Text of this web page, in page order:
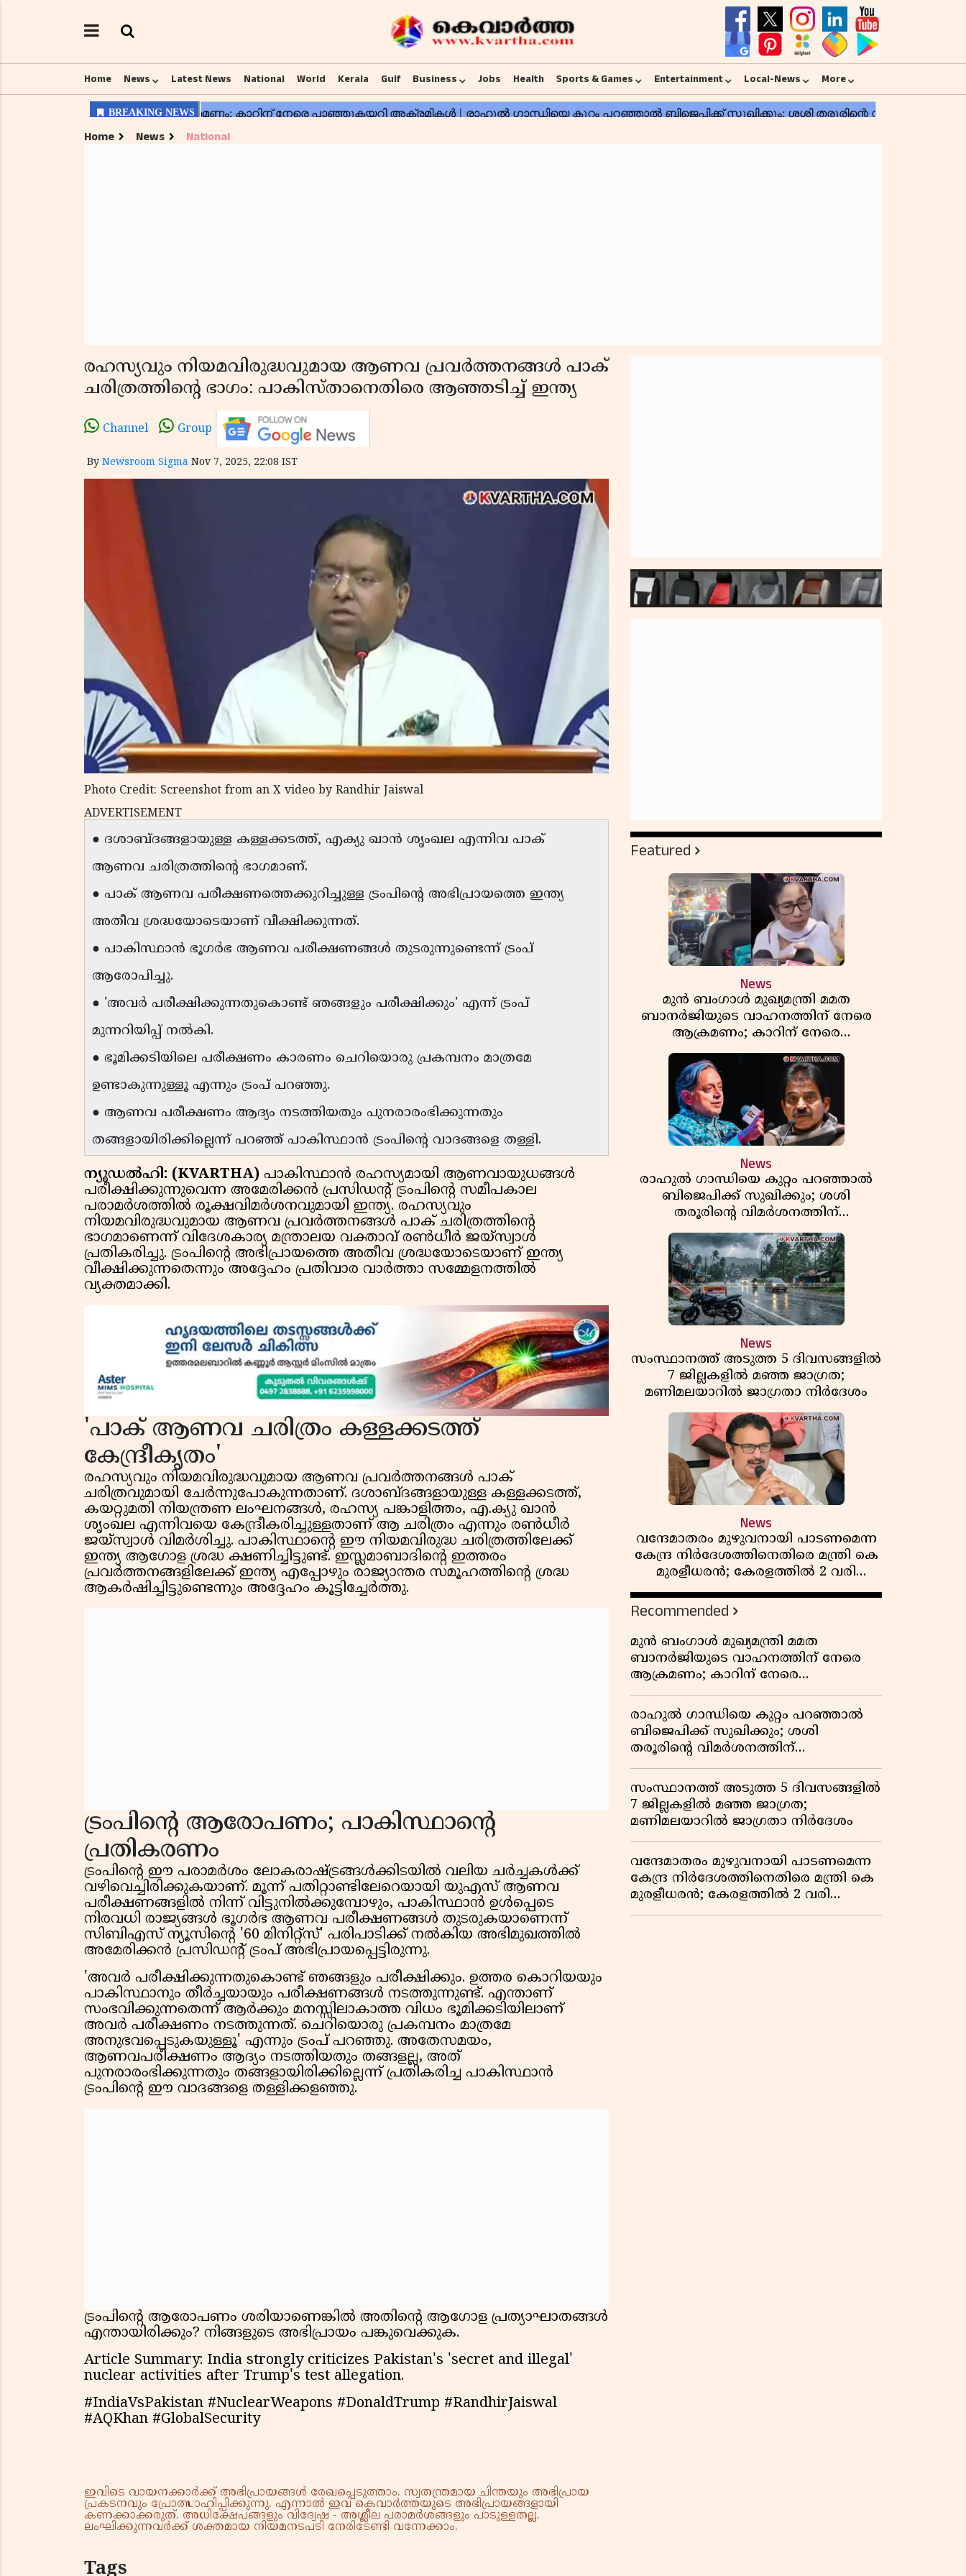
Home News Latest News National World Kerala Gulf Business Jobs Health Sports & Games Entertainment Local-News More
Home News National
രഹസ്യവും നിയമവിരുദ്ധവുമായ ആണവ പ്രവർത്തനങ്ങൾ പാക്
ചരിത്രത്തിൻ്റെ ഭാഗം: പാകിസ്താനെതിരെ ആഞ്ഞടിച്ച് ഇന്ത്യ
Channel Group
By Newsroom Sigma Nov 7, 2025, 22:08 IST
Photo Credit: Screenshot from an X video by Randhir Jaiswal
ADVERTISEMENT
● ദശാബ്ദങ്ങളായുള്ള കള്ളക്കടത്ത്, എക്യു ഖാൻ ശൃംഖല എന്നിവ പാക്
ആണവ ചരിത്രത്തിൻ്റെ ഭാഗമാണ്.
● പാക് ആണവ പരീക്ഷണത്തെക്കുറിച്ചുള്ള ട്രംപിൻ്റെ അഭിപ്രായത്തെ ഇന്ത്യ
അതീവ ശ്രദ്ധയോടെയാണ് വീക്ഷിക്കുന്നത്.
● പാകിസ്ഥാൻ ഭൂഗർഭ ആണവ പരീക്ഷണങ്ങൾ തുടരുന്നുണ്ടെന്ന് ട്രംപ്
ആരോപിച്ചു.
● 'അവർ പരീക്ഷിക്കുന്നതുകൊണ്ട് ഞങ്ങളും പരീക്ഷിക്കും' എന്ന് ട്രംപ്
മുന്നറിയിപ്പ് നൽകി.
● ഭൂമിക്കടിയിലെ പരീക്ഷണം കാരണം ചെറിയൊരു പ്രകമ്പനം മാത്രമേ
ഉണ്ടാകുന്നുള്ളൂ എന്നും ട്രംപ് പറഞ്ഞു.
● ആണവ പരീക്ഷണം ആദ്യം നടത്തിയതും പുനരാരംഭിക്കുന്നതും
തങ്ങളായിരിക്കില്ലെന്ന് പറഞ്ഞ് പാകിസ്ഥാൻ ട്രംപിൻ്റെ വാദങ്ങളെ തള്ളി.
ന്യൂഡൽഹി: (KVARTHA) പാകിസ്ഥാൻ രഹസ്യമായി ആണവായുധങ്ങൾ
പരീക്ഷിക്കുന്നുവെന്ന അമേരിക്കൻ പ്രസിഡൻ്റ് ട്രംപിൻ്റെ സമീപകാല
പരാമർശത്തിൽ രൂക്ഷവിമർശനവുമായി ഇന്ത്യ. രഹസ്യവും
നിയമവിരുദ്ധവുമായ ആണവ പ്രവർത്തനങ്ങൾ പാക് ചരിത്രത്തിൻ്റെ
ഭാഗമാണെന്ന് വിദേശകാര്യ മന്ത്രാലയ വക്താവ് രൺധീർ ജയ്സ്വാൾ
പ്രതികരിച്ചു. ട്രംപിൻ്റെ അഭിപ്രായത്തെ അതീവ ശ്രദ്ധയോടെയാണ് ഇന്ത്യ
വീക്ഷിക്കുന്നതെന്നും അദ്ദേഹം പ്രതിവാര വാർത്താ സമ്മേളനത്തിൽ
വ്യക്തമാക്കി.
'പാക് ആണവ ചരിത്രം കള്ളക്കടത്ത്
കേന്ദ്രീകൃതം'
രഹസ്യവും നിയമവിരുദ്ധവുമായ ആണവ പ്രവർത്തനങ്ങൾ പാക്
ചരിത്രവുമായി ചേർന്നുപോകുന്നതാണ്. ദശാബ്ദങ്ങളായുള്ള കള്ളക്കടത്ത്,
കയറ്റുമതി നിയന്ത്രണ ലംഘനങ്ങൾ, രഹസ്യ പങ്കാളിത്തം, എ.ക്യു ഖാൻ
ശൃംഖല എന്നിവയെ കേന്ദ്രീകരിച്ചുള്ളതാണ് ആ ചരിത്രം എന്നും രൺധീർ
ജയ്സ്വാൾ വിമർശിച്ചു. പാകിസ്ഥാൻ്റെ ഈ നിയമവിരുദ്ധ ചരിത്രത്തിലേക്ക്
ഇന്ത്യ ആഗോള ശ്രദ്ധ ക്ഷണിച്ചിട്ടുണ്ട്. ഇസ്ലമാബാദിൻ്റെ ഇത്തരം
പ്രവർത്തനങ്ങളിലേക്ക് ഇന്ത്യ എപ്പോഴും രാജ്യാന്തര സമൂഹത്തിൻ്റെ ശ്രദ്ധ
ആകർഷിച്ചിട്ടുണ്ടെന്നും അദ്ദേഹം കൂട്ടിച്ചേർത്തു.
ട്രംപിൻ്റെ ആരോപണം; പാകിസ്ഥാൻ്റെ
പ്രതികരണം
ട്രംപിൻ്റെ ഈ പരാമർശം ലോകരാഷ്ട്രങ്ങൾക്കിടയിൽ വലിയ ചർച്ചകൾക്ക്
വഴിവെച്ചിരിക്കുകയാണ്. മൂന്ന് പതിറ്റാണ്ടിലേറെയായി യുഎസ് ആണവ
പരീക്ഷണങ്ങളിൽ നിന്ന് വിട്ടുനിൽക്കുമ്പോഴും, പാകിസ്ഥാൻ ഉൾപ്പെടെ
നിരവധി രാജ്യങ്ങൾ ഭൂഗർഭ ആണവ പരീക്ഷണങ്ങൾ തുടരുകയാണെന്ന്
സിബിഎസ് ന്യൂസിൻ്റെ '60 മിനിറ്റ്സ്' പരിപാടിക്ക് നൽകിയ അഭിമുഖത്തിൽ
അമേരിക്കൻ പ്രസിഡൻ്റ് ട്രംപ് അഭിപ്രായപ്പെട്ടിരുന്നു.
'അവർ പരീക്ഷിക്കുന്നതുകൊണ്ട് ഞങ്ങളും പരീക്ഷിക്കും. ഉത്തര കൊറിയയും
പാകിസ്ഥാനും തീർച്ചയായും പരീക്ഷണങ്ങൾ നടത്തുന്നുണ്ട്. എന്താണ്
സംഭവിക്കുന്നതെന്ന് ആർക്കും മനസ്സിലാകാത്ത വിധം ഭൂമിക്കടിയിലാണ്
അവർ പരീക്ഷണം നടത്തുന്നത്. ചെറിയൊരു പ്രകമ്പനം മാത്രമേ
അനുഭവപ്പെടുകയുള്ളൂ' എന്നും ട്രംപ് പറഞ്ഞു. അതേസമയം,
ആണവപരീക്ഷണം ആദ്യം നടത്തിയതും തങ്ങളല്ല, അത്
പുനരാരംഭിക്കുന്നതും തങ്ങളായിരിക്കില്ലെന്ന് പ്രതികരിച്ച പാകിസ്ഥാൻ
ട്രംപിൻ്റെ ഈ വാദങ്ങളെ തള്ളിക്കളഞ്ഞു.
ട്രംപിൻ്റെ ആരോപണം ശരിയാണെങ്കിൽ അതിൻ്റെ ആഗോള പ്രത്യാഘാതങ്ങൾ
എന്തായിരിക്കും? നിങ്ങളുടെ അഭിപ്രായം പങ്കുവെക്കുക.
Article Summary: India strongly criticizes Pakistan's 'secret and illegal'
nuclear activities after Trump's test allegation.
#IndiaVsPakistan #NuclearWeapons #DonaldTrump #RandhirJaiswal
#AQKhan #GlobalSecurity
ഇവിടെ വായനക്കാർക്ക് അഭിപ്രായങ്ങൾ രേഖപ്പെടുത്താം. സ്വതന്ത്രമായ ചിന്തയും അഭിപ്രായ
പ്രകടനവും പ്രോത്സാഹിപ്പിക്കുന്നു. എന്നാൽ ഇവ കെവാർത്തയുടെ അഭിപ്രായങ്ങളായി
കണക്കാക്കരുത്. അധിക്ഷേപങ്ങളും വിദ്വേഷ - അശ്ലീല പരാമർശങ്ങളും പാടുള്ളതല്ല.
ലംഘിക്കുന്നവർക്ക് ശക്തമായ നിയമനടപടി നേരിടേണ്ടി വന്നേക്കാം.
Tags
Featured
News
മുൻ ബംഗാൾ മുഖ്യമന്ത്രി മമത
ബാനർജിയുടെ വാഹനത്തിന് നേരെ
ആക്രമണം; കാറിന് നേരെ
പാഞ്ഞുകയറി അക്രമികൾ
News
രാഹുൽ ഗാന്ധിയെ കുറ്റം പറഞ്ഞാൽ
ബിജെപിക്ക് സുഖിക്കും; ശശി
തരൂരിന്റെ വിമർശനത്തിന്
മറുപടിയുമായി കെ സി
വേണുഗോപാൽ
News
സംസ്ഥാനത്ത് അടുത്ത 5 ദിവസങ്ങളിൽ
7 ജില്ലകളിൽ മഞ്ഞ ജാഗ്രത;
മണിമലയാറിൽ ജാഗ്രതാ നിർദേശം
News
വന്ദേമാതരം മുഴുവനായി പാടണമെന്ന
കേന്ദ്ര നിർദേശത്തിനെതിരെ മന്ത്രി കെ
മുരളീധരൻ; കേരളത്തിൽ 2 വരി
മാത്രമേ ഉണ്ടാകൂ എന്ന് പ്രതികരണം
Recommended
മുൻ ബംഗാൾ മുഖ്യമന്ത്രി മമത
ബാനർജിയുടെ വാഹനത്തിന് നേരെ
ആക്രമണം; കാറിന് നേരെ
പാഞ്ഞുകയറി അക്രമികൾ
രാഹുൽ ഗാന്ധിയെ കുറ്റം പറഞ്ഞാൽ
ബിജെപിക്ക് സുഖിക്കും; ശശി
തരൂരിന്റെ വിമർശനത്തിന്
മറുപടിയുമായി കെ സി
വേണുഗോപാൽ
സംസ്ഥാനത്ത് അടുത്ത 5 ദിവസങ്ങളിൽ
7 ജില്ലകളിൽ മഞ്ഞ ജാഗ്രത;
മണിമലയാറിൽ ജാഗ്രതാ നിർദേശം
വന്ദേമാതരം മുഴുവനായി പാടണമെന്ന
കേന്ദ്ര നിർദേശത്തിനെതിരെ മന്ത്രി കെ
മുരളീധരൻ; കേരളത്തിൽ 2 വരി
മാത്രമേ ഉണ്ടാകൂ എന്ന് പ്രതികരണം